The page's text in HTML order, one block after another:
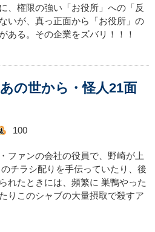
、権限の強い「お役所」への「反
いが、真っ正面から「お役所」の
ある。その企業をズバリ！！！
の世から・怪人21面
100
ファンの会社の役員で、野崎が上
チラシ配りを手伝っていたり、後
れたときには、頻繁に 巣鴨やった
りこのシャブの大量摂取で殺すア